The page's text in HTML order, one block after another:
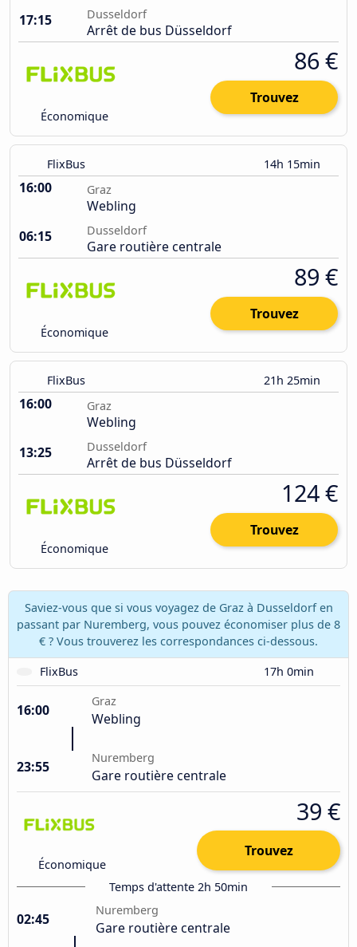
17:15
Dusseldorf
Arrêt de bus Düsseldorf
Économique
86 €
Trouvez
FlixBus 14h 15min
16:00 Graz
Webling
06:15
Dusseldorf
Gare routière centrale
Économique
89 €
Trouvez
FlixBus 21h 25min
16:00 Graz
Webling
13:25
Dusseldorf
Arrêt de bus Düsseldorf
Économique
124 €
Trouvez
Saviez-vous que si vous voyagez de Graz à Dusseldorf en
passant par Nuremberg, vous pouvez économiser plus de 8
€ ? Vous trouverez les correspondances ci-dessous.
FlixBus
17h 0min
16:00
Graz
Webling
23:55
Nuremberg
Gare routière centrale
Économique
39 €
Trouvez
Temps d'attente 2h 50min
02:45
Nuremberg
Gare routière centrale